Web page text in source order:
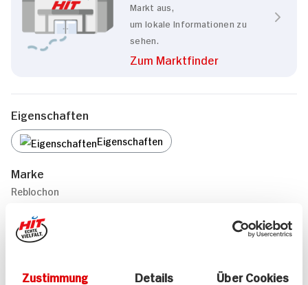
Zustimmung Details Über Cookies
Markt aus,
um lokale Informationen zu
sehen.
Zum Marktfinder
Eigenschaften
Eigenschaften
Marke
Reblochon
Geschützte Ursprungsbezeichnung